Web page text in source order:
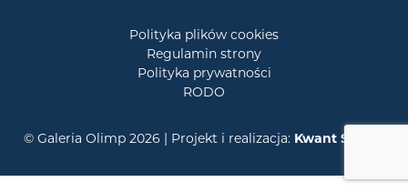
Polityka plików cookies
Regulamin strony
Polityka prywatności
RODO
© Galeria Olimp 2026 | Projekt i realizacja: Kwant Studio